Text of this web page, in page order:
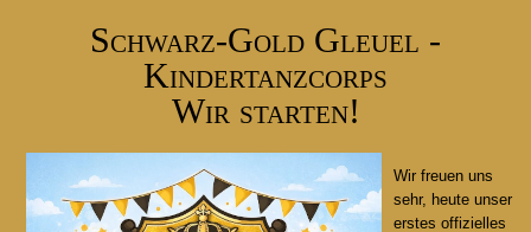
Schwarz-Gold Gleuel -
Kindertanzcorps
Wir starten!
Wir freuen uns
sehr, heute unser
erstes offizielles